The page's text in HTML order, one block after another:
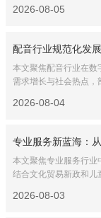
2026-08-05
配音行业规范化发
本文聚焦配音行业在数
需求增长与社会热点，
2026-08-04
专业服务新蓝海：
本文聚焦专业服务行业
结合文化贸易新政和儿
2026-08-03